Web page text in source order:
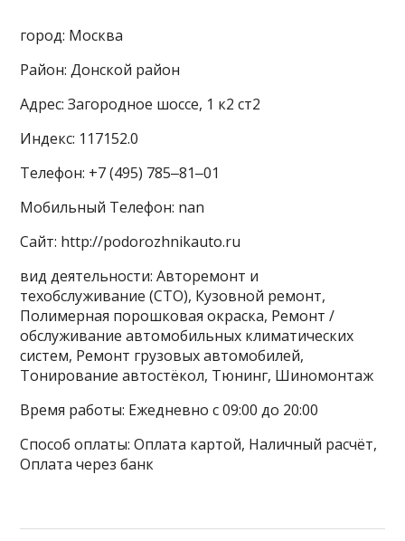
город: Москва
Район: Донской район
Адрес: Загородное шоссе, 1 к2 ст2
Индекс: 117152.0
Телефон: +7 (495) 785‒81‒01
Мобильный Телефон: nan
Сайт: http://podorozhnikauto.ru
вид деятельности: Авторемонт и
техобслуживание (СТО), Кузовной ремонт,
Полимерная порошковая окраска, Ремонт /
обслуживание автомобильных климатических
систем, Ремонт грузовых автомобилей,
Тонирование автостёкол, Тюнинг, Шиномонтаж
Время работы: Ежедневно с 09:00 до 20:00
Способ оплаты: Оплата картой, Наличный расчёт,
Оплата через банк